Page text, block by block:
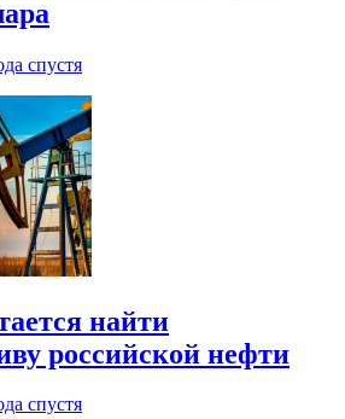
спустя
найти
российской нефти
спустя